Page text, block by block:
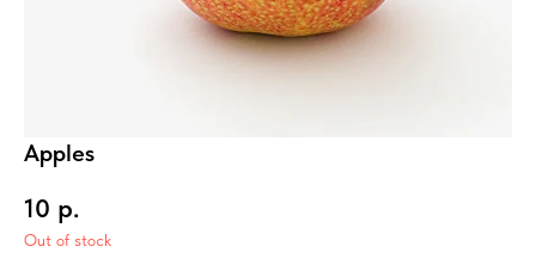
Apples
10 р.
Out of stock